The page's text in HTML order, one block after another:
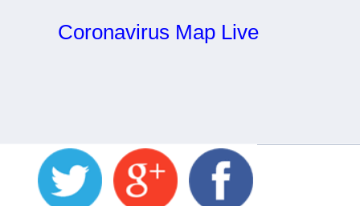
Coronavirus Map Live